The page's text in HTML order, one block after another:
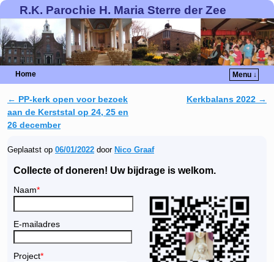
R.K. Parochie H. Maria Sterre der Zee
Home Menu ↓
Berichtnavigatie
← PP-kerk open voor bezoek
aan de Kerststal op 24, 25 en
26 december
Kerkbalans 2022 →
Geplaatst op 06/01/2022 door Nico Graaf
Collecte of doneren! Uw bijdrage is welkom.
Naam*
E-mailadres
Project*